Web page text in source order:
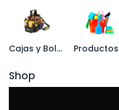
Cajas y Bolsas de Herramientas
Shop